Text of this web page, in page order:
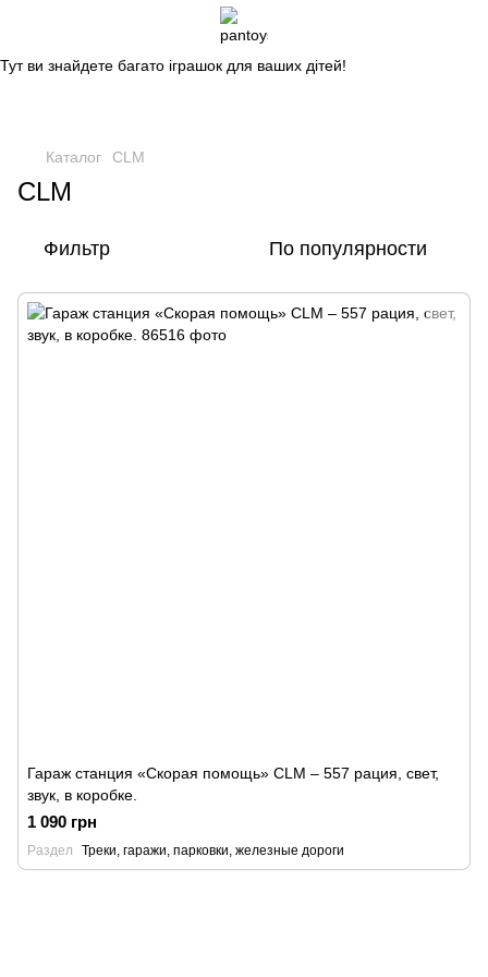
Магазин дитячих іграшок
Тут ви знайдете багато іграшок для ваших дітей!
Каталог CLM
CLM
Фильтр По популярности
Гараж станция «Скорая помощь» CLM – 557 рация, свет,
звук, в коробке.
1 090 грн
Раздел Треки, гаражи, парковки, железные дороги